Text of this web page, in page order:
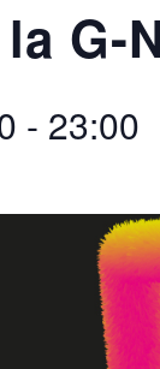
G-
- 23:00